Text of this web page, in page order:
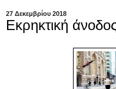
27 Δεκεμβρίου 2018
Εκρηκτική